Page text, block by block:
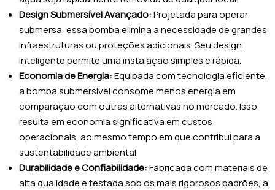
Design Submersível Avançado:Projetada para operar
submersa, essa bomba elimina a necessidade de grandes
infraestruturas ou proteções adicionais. Seu design
inteligente permite uma instalação simples e rápida.
Economia de Energia:Equipada com tecnologia eficiente,
a bomba submersível consome menos energia em
comparação com outras alternativas no mercado. Isso
resulta em economia significativa em custos
operacionais, ao mesmo tempo em que contribui para a
sustentabilidade ambiental.
Durabilidade e Confiabilidade:Fabricada com materiais de
alta qualidade e testada sob os mais rigorosos padrões, a